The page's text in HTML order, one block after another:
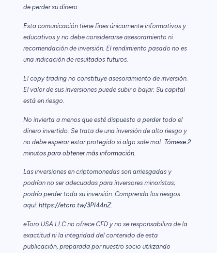
de perder su dinero.
Esta comunicación tiene fines únicamente informativos y
educativos y no debe considerarse asesoramiento ni
recomendación de inversión. El rendimiento pasado no es
una indicación de resultados futuros.
El copy trading no constituye asesoramiento de inversión.
El valor de sus inversiones puede subir o bajar. Su capital
está en riesgo.
No invierta a menos que esté dispuesto a perder todo el
dinero invertido. Se trata de una inversión de alto riesgo y
no debe esperar estar protegido si algo sale mal. Tómese 2
minutos para obtener más información.
Las inversiones en criptomonedas son arriesgadas y
podrían no ser adecuadas para inversores minoristas;
podría perder toda su inversión. Comprenda los riesgos
aquí: https://etoro.tw/3PI44nZ.
eToro USA LLC no ofrece CFD y no se responsabiliza de la
exactitud ni la integridad del contenido de esta
publicación, preparada por nuestro socio utilizando